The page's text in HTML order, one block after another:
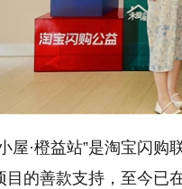
屋·橙益站”是淘宝闪
目的善款支持，至今已